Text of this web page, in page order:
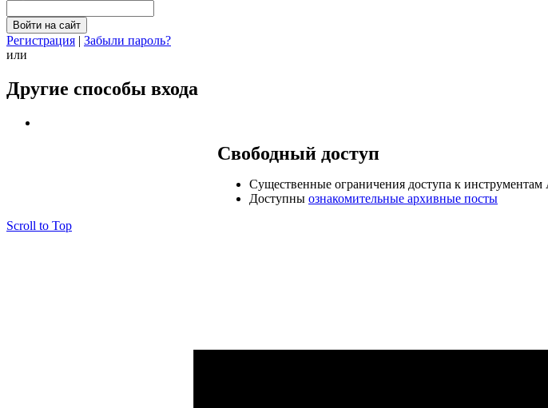
Регистрация | Забыли пароль?
или
Другие способы входа
Свободный доступ
Cущественные ограничения доступа к
Доступны ознакомительные архивные посты
Scroll to Top